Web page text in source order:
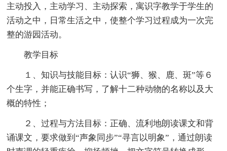
主动投入，主动学习、主动探索，寓识字教学于学生的
活动之中，日常生活之中，使整个学习过程成为一次完
整的游园活动。
教学目标
１、知识与技能目标：认识“狮、猴、鹿、斑”等６
个生字，并能正确书写，了解十二种动物的名称以及大
概的特性；
２、过程与方法目标：正确、流利地朗读课文和背
诵课文，要求做到“声象同步”“寻言以明象”，通过朗读